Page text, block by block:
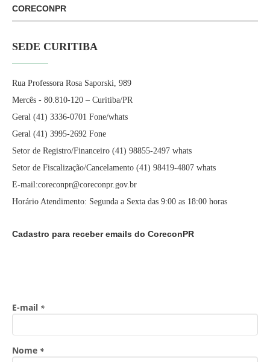
CORECONPR
SEDE CURITIBA
Rua Professora Rosa Saporski, 989
Mercês - 80.810-120 – Curitiba/PR
Geral (41) 3336-0701 Fone/whats
Geral (41) 3995-2692 Fone
Setor de Registro/Financeiro (41) 98855-2497 whats
Setor de Fiscalização/Cancelamento (41) 98419-4807 whats
E-mail:coreconpr@coreconpr.gov.br
Horário Atendimento: Segunda a Sexta das 9:00 as 18:00 horas
Cadastro para receber emails do CoreconPR